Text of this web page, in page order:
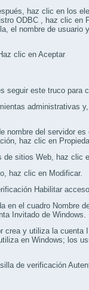
haz clic en los
ODBC , haz clic en
el nombre de
clic en Aceptar
seguir este truco para
administrativas
nombre del servidor
haz clic en
de sitios Web, haz clic
haz clic en Modificar.
Habilitar
en el cuadro Nombre
Invitado de Windows.
crea y utiliza la cuenta
en Windows; los
de verificación